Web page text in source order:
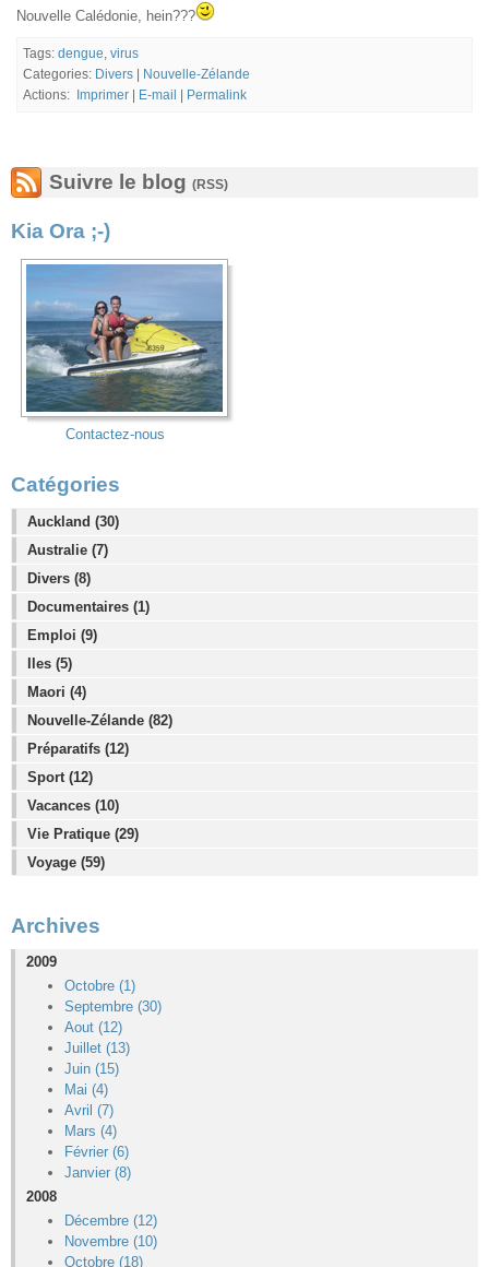
Suivre le blog (RSS)
Kia Ora ;-)
Contactez-nous
Catégories
Auckland (30)
Australie (7)
Divers (8)
Documentaires (1)
Emploi (9)
Iles (5)
Maori (4)
Nouvelle-Zélande (82)
Préparatifs (12)
Sport (12)
Vacances (10)
Vie Pratique (29)
Voyage (59)
Archives
2009
Octobre (1)
Septembre (30)
Aout (12)
Juillet (13)
Juin (15)
Mai (4)
Avril (7)
Mars (4)
Février (6)
Janvier (8)
2008
Décembre (12)
Novembre (10)
Octobre (18)
Nouvelle Calédonie, hein???
Tags: dengue virus
Categories: Divers
Nouvelle-Zélande
Actions:
Imprimer E-mail Permalink